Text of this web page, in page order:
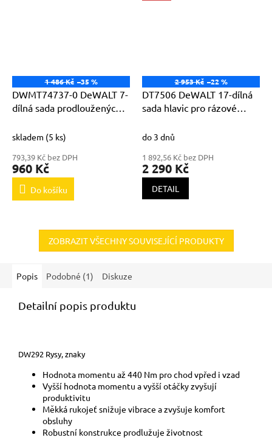
1 486 Kč –35 %
DWMT74737-0 DeWALT 7-
dílná sada prodloužených
utahováky 17-24mm
skladem (5 ks)
793,39 Kč bez DPH
960 Kč
Do košíku
2 953 Kč –22 %
DT7506 DeWALT 17-dílná
sada hlavic pro rázové
do 3 dnů
1 892,56 Kč bez DPH
2 290 Kč
DETAIL
ZOBRAZIT VŠECHNY SOUVISEJÍCÍ PRODUKTY
Popis Podobné (1) Diskuze
Detailní popis produktu
DW292 Rysy, znaky
Hodnota momentu až 440 Nm pro chod vpřed i vzad
Vyšší hodnota momentu a vyšší otáčky zvyšují
produktivitu
Měkká rukojeť snižuje vibrace a zvyšuje komfort
obsluhy
Robustní konstrukce prodlužuje životnost